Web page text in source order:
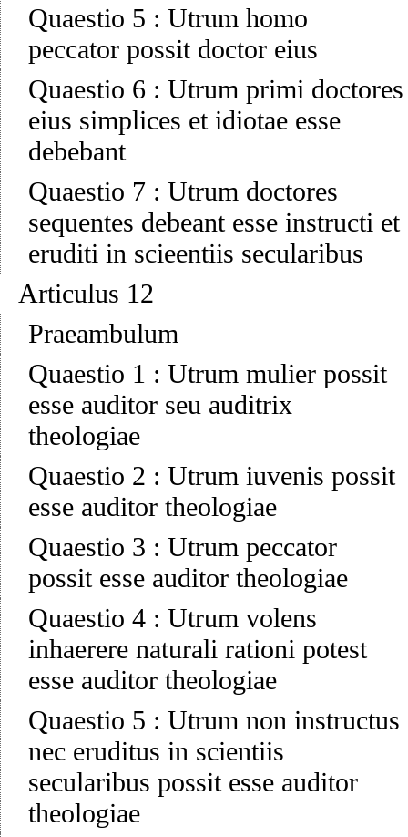
Quaestio 5 : Utrum homo
peccator possit doctor eius
Quaestio 6 : Utrum primi doctores
eius simplices et idiotae esse
debebant
Quaestio 7 : Utrum doctores
sequentes debeant esse instructi et
eruditi in scieentiis secularibus
Articulus 12
Praeambulum
Quaestio 1 : Utrum mulier possit
esse auditor seu auditrix
theologiae
Quaestio 2 : Utrum iuvenis possit
esse auditor theologiae
Quaestio 3 : Utrum peccator
possit esse auditor theologiae
Quaestio 4 : Utrum volens
inhaerere naturali rationi potest
esse auditor theologiae
Quaestio 5 : Utrum non instructus
nec eruditus in scientiis
secularibus possit esse auditor
theologiae